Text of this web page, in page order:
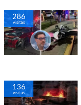
286
visitas
136
visitas